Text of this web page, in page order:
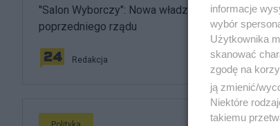
"Salon Wyborczy": Nowa władza wchodzi w buty
poprzedniego rządu
Redakcja
informacje
wybór
Użytkownika
skanować
zgodę na
ją zmienić/
Niektóre
takiemu